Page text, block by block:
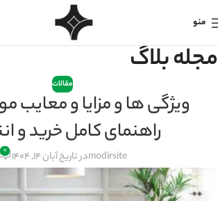
منو
مجله بلاگ
مقالات
ویژگی ها و مزایا و معایب
راهنمای کامل خرید و
modirsiteدر تاریخ آبان 14, 1404 ۰